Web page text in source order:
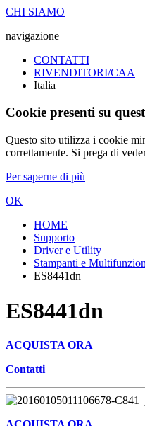
CHI SIAMO
navigazione
CONTATTI
RIVENDITORI/CAA
Italia
Cookie presenti su
Questo sito utilizza i cookie
correttamente. Si prega di
Per saperne di più
OK
HOME
Supporto
Driver e Utility
Stampanti e
ES8441dn
ES8441dn
ACQUISTA ORA
Contatti